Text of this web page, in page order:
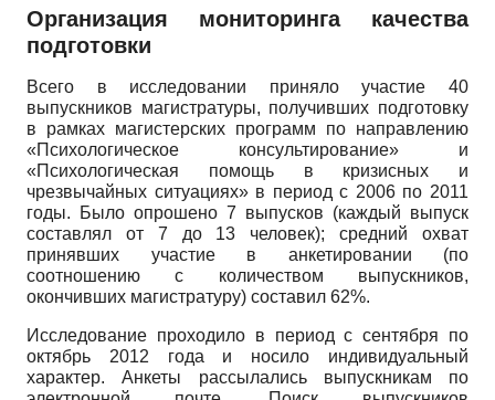
Организация мониторинга качества
подготовки
Всего в исследовании приняло участие 40
выпускников магистратуры, получивших подготовку
в рамках магистерских программ по направлению
«Психологическое консультирование» и
«Психологическая помощь в кризисных и
чрезвычайных ситуациях» в период с 2006 по 2011
годы. Было опрошено 7 выпусков (каждый выпуск
составлял от 7 до 13 человек); средний охват
принявших участие в анкетировании (по
соотношению с количеством выпускников,
окончивших магистратуру) составил 62%.
Исследование проходило в период с сентября по
октябрь 2012 года и носило индивидуальный
характер. Анкеты рассылались выпускникам по